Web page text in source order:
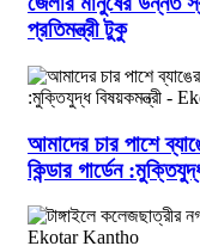
প্রতিমন্ত্রী টুকু
আমাদের চার পাশে
কিন্ডার গার্ডেন